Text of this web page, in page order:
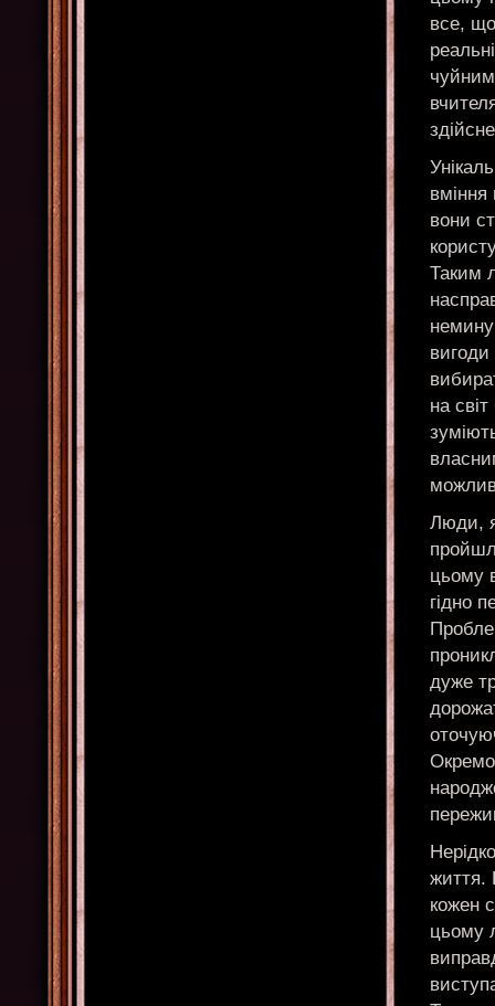
все,
вони
Таким
на
Люди,
цьому
гідно
дуже
життя.
кожен
цьому